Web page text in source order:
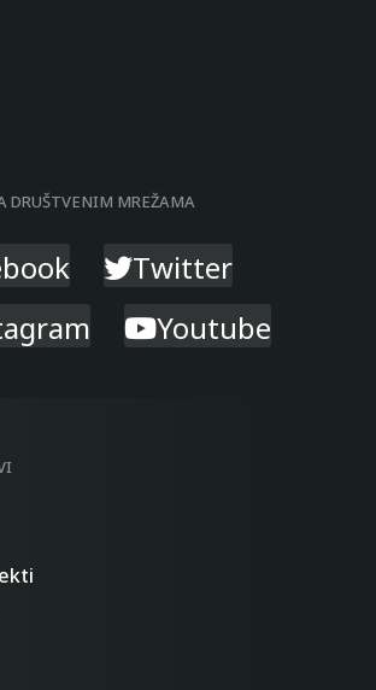
DRUŠTVENIM MREŽAMA
Twitter
Youtube